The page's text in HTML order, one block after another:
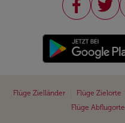
Flüge Zielländer Flüge Zielorte
Flüge Abflugorte